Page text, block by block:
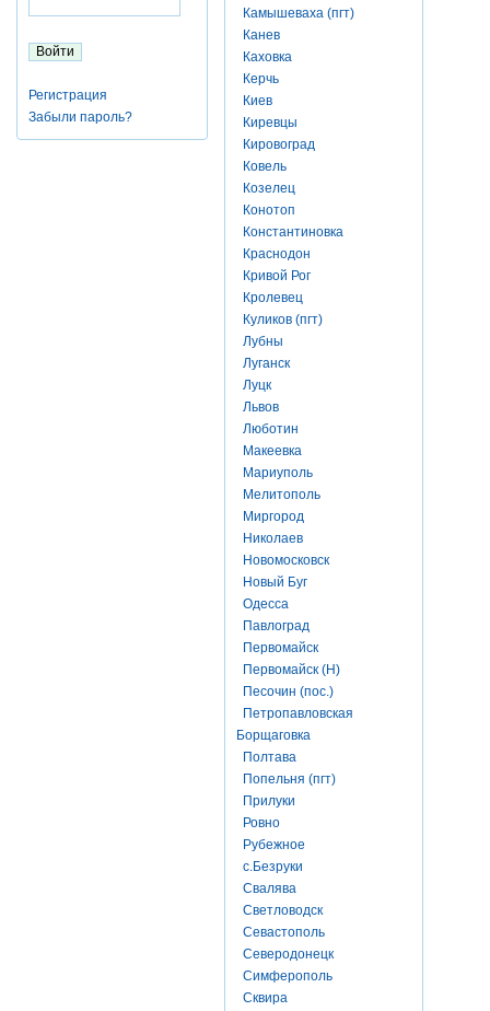
Регистрация
Забыли пароль?
Камышеваха (пгт)
Канев
Каховка
Керчь
Киев
Киревцы
Кировоград
Ковель
Козелец
Конотоп
Константиновка
Краснодон
Кривой Рог
Кролевец
Куликов (пгт)
Лубны
Луганск
Луцк
Львов
Люботин
Макеевка
Мариуполь
Мелитополь
Миргород
Николаев
Новомосковск
Новый Буг
Одесса
Павлоград
Первомайск
Первомайск (Н)
Песочин (пос.)
Петропавловская
Борщаговка
Полтава
Попельня (пгт)
Прилуки
Ровно
Рубежное
с.Безруки
Свалява
Светловодск
Севастополь
Северодонецк
Симферополь
Сквира